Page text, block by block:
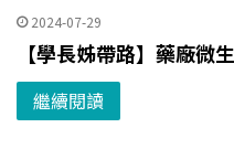
2024-07-29
【學長姊帶路】藥廠微
繼續閱讀